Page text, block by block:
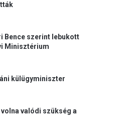
Bence szerint lebukott
Minisztérium
külügyminiszter
valódi szükség a